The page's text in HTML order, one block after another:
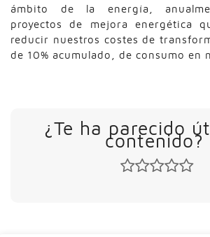
ámbito de la energía,
proyectos de mejora energética
reducir nuestros costes de
de 10% acumulado, de consumo en
¿Te ha parecido
contenido?